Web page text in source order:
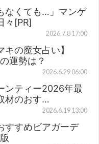
なくても…」マンゲ
々[PR]
2026.7.8 17:00
キの魔女占い】
運勢は？
2026.6.29 06:00
ンティー2026年最
材のおす…
2026.6.19 13:00
すすめビアガーデ